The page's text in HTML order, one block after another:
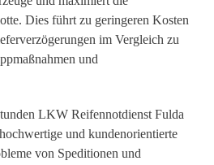
Dies führt zu geringeren Kosten
im Vergleich zu
und
LKW Reifennotdienst Fulda
und kundenorientierte
von Speditionen und